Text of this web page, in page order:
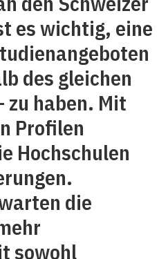
es wichtig, eine
des gleichen
zu haben. Mit
Profilen
Hochschulen
die
sowohl